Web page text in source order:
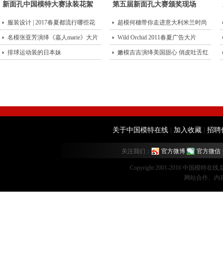
新面孔中国模特大赛泳装花絮 第五届新面孔大赛颁奖现场
服装设计 | 2017春夏都流行哪些花
型？
超模何穗带你走进意大利米兰时尚
街头
名模张亚芳演绎《嘉人marie》大片 Wild Orchid 2011春夏广告大片
排球运动装的日本妹 嫩模吉吉演绎美国甜心 俏皮吐舌红
关于中国模特在线 加入收藏 招聘
关注我们： 官方微博 官方微信
Copyright 2001-2016 中国模特在线
网站合作、内